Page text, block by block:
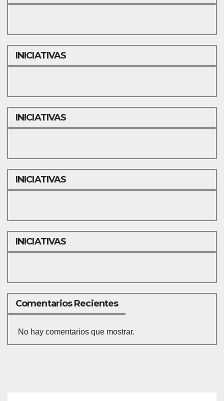
INICIATIVAS
INICIATIVAS
INICIATIVAS
INICIATIVAS
Comentarios Recientes
No hay comentarios que mostrar.